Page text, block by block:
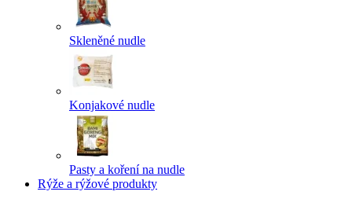
Skleněné nudle
Konjakové nudle
Pasty a koření na nudle
Rýže a rýžové produkty